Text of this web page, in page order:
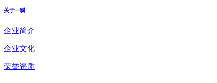
关于一瞬
企业简介
企业文化
荣誉资质